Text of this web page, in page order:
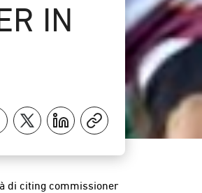
IN
di citing commissioner